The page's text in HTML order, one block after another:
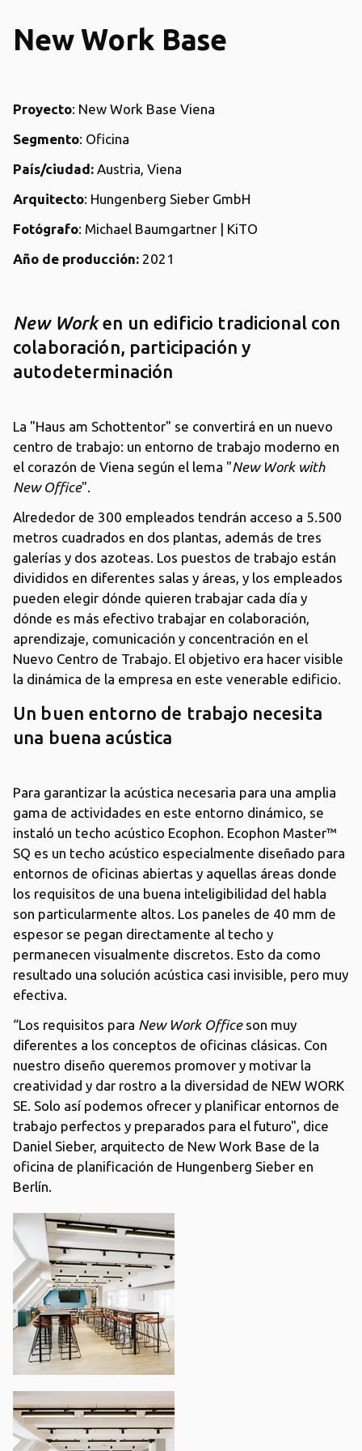
New Work Base
Proyecto: New Work Base Viena
Segmento: Oficina
País/ciudad: Austria, Viena
Arquitecto: Hungenberg Sieber GmbH
Fotógrafo: Michael Baumgartner | KiTO
Año de producción: 2021
New Worken un edificio tradicional con
colaboración, participación y
autodeterminación
La "Haus am Schottentor" se convertirá en un nuevo
centro de trabajo: un entorno de trabajo moderno en
el corazón de Viena según el lema "New Work with
New Office".
Alrededor de 300 empleados tendrán acceso a 5.500
metros cuadrados en dos plantas, además de tres
galerías y dos azoteas. Los puestos de trabajo están
divididos en diferentes salas y áreas, y los empleados
pueden elegir dónde quieren trabajar cada día y
dónde es más efectivo trabajar en colaboración,
aprendizaje, comunicación y concentración en el
Nuevo Centro de Trabajo. El objetivo era hacer visible
la dinámica de la empresa en este venerable edificio.
Un buen entorno de trabajo necesita
una buena acústica
Para garantizar la acústica necesaria para una amplia
gama de actividades en este entorno dinámico, se
instaló un techo acústico Ecophon. Ecophon Master™
SQ es un techo acústico especialmente diseñado para
entornos de oficinas abiertas y aquellas áreas donde
los requisitos de una buena inteligibilidad del habla
son particularmente altos. Los paneles de 40 mm de
espesor se pegan directamente al techo y
permanecen visualmente discretos. Esto da como
resultado una solución acústica casi invisible, pero muy
efectiva.
“Los requisitos para New Work Officeson muy
diferentes a los conceptos de oficinas clásicas. Con
nuestro diseño queremos promover y motivar la
creatividad y dar rostro a la diversidad de NEW WORK
SE. Solo así podemos ofrecer y planificar entornos de
trabajo perfectos y preparados para el futuro", dice
Daniel Sieber, arquitecto de New Work Base de la
oficina de planificación de Hungenberg Sieber en
Berlín.